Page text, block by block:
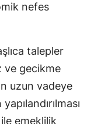
nefes
talepler
ve gecikme
uzun vadeye
emeklilik